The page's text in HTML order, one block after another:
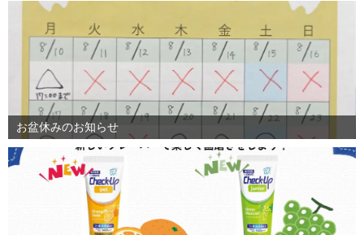
お盆休みのお知らせ